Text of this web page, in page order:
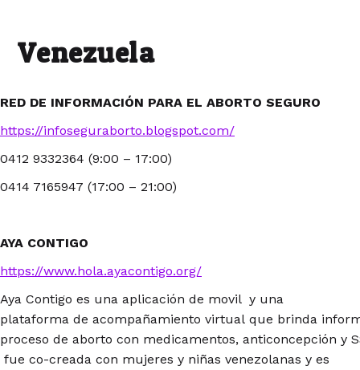
Venezuela
RED DE INFORMACIÓN PARA EL ABORTO SEGURO
https://infoseguraborto.blogspot.com/
0412 9332364 (9:00 – 17:00)
0414 7165947 (17:00 – 21:00)
AYA CONTIGO
https://www.hola.ayacontigo.org/
Aya Contigo es una aplicación de movil y una
plataforma de acompañamiento virtual que brinda
proceso de aborto con medicamentos, anticoncepción y
fue co-creada con mujeres y niñas venezolanas y es